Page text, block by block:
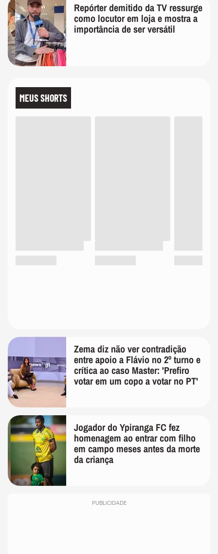
Repórter demitido da TV ressurge
como locutor em loja e mostra a
importância de ser versátil
MEUS SHORTS
Zema diz não ver contradição
entre apoio a Flávio no 2º turno e
crítica ao caso Master: 'Prefiro
votar em um copo a votar no PT'
Jogador do Ypiranga FC fez
homenagem ao entrar com filho
em campo meses antes da morte
da criança
PUBLICIDADE